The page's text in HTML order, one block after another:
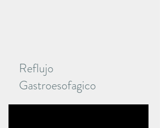
Reflujo
Gastroesofagico